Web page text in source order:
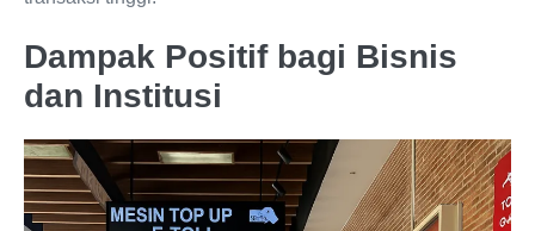
Dampak Positif bagi Bisnis
dan Institusi